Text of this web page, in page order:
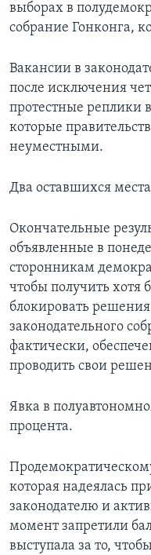
выборах в
собрание Гонконга,
Вакансии в
после исключения
протестные реплики
которые
неуместными.
Два оставшихся
Окончательные
объявленные в
сторонникам
чтобы получить хотя
блокировать
законодательного
фактически,
проводить свои
Явка в
процента.
которая надеялась
законодателю и
момент запретили
выступала за то,